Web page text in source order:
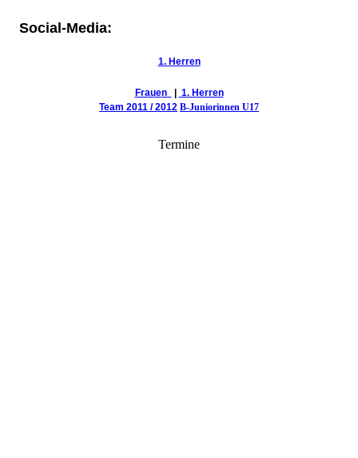
Social-Media:
1. Herren
Frauen | 1. Herren
Team 2011 / 2012 B-Juniorinnen U17
Termine